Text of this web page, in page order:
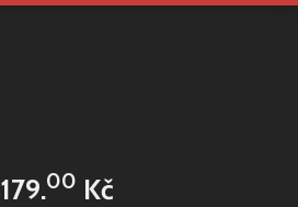
179.00 Kč